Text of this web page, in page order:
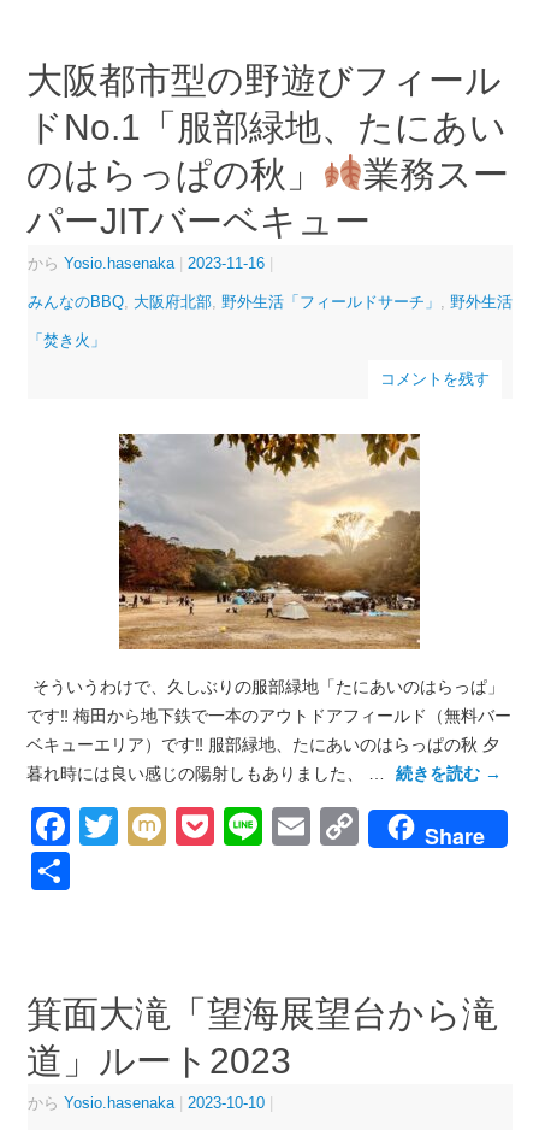
大阪都市型の野遊びフィール
ドNo.1「服部緑地、たにあい
のはらっぱの秋」
業務スー
パーJITバーベキュー
から Yosio.hasenaka | 2023-11-16 |
みんなのBBQ, 大阪府北部, 野外生活「フィールドサーチ」 野外生活
「焚き火」
コメントを残す
そういうわけで、久しぶりの服部緑地「たにあいのはらっぱ」
です‼︎ 梅田から地下鉄で一本のアウトドアフィールド（無料バー
ベキューエリア）です‼︎ 服部緑地、たにあいのはらっぱの秋 夕
暮れ時には良い感じの陽射しもありました、 …
続きを読む →
Facebook
Twitter
MixiPocket
LineEmail
CopyShare
共
箕面大滝「望海展望台から滝
道」ルート2023
から Yosio.hasenaka 2023-10-10